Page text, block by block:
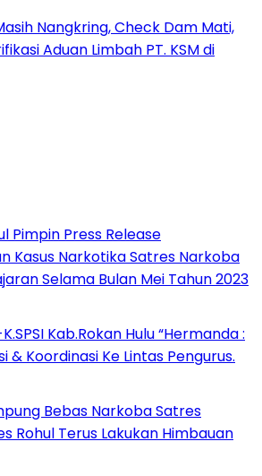
Nangkring, Check Dam Mati,
Aduan Limbah PT. KSM di
Pimpin Press Release
Kasus Narkotika Satres Narkoba
Selama Bulan Mei Tahun 2023
Kab.Rokan Hulu “Hermanda :
& Koordinasi Ke Lintas Pengurus.
Bebas Narkoba Satres
Rohul Terus Lakukan Himbauan